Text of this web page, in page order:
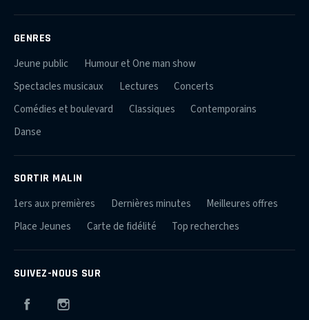
GENRES
Jeune public
Humour et One man show
Spectacles musicaux
Lectures
Concerts
Comédies et boulevard
Classiques
Contemporains
Danse
SORTIR MALIN
1ers aux premières Dernières minutes
Meilleures offres
Place Jeunes
Carte de fidélité Top recherches
SUIVEZ-NOUS SUR
Facebook